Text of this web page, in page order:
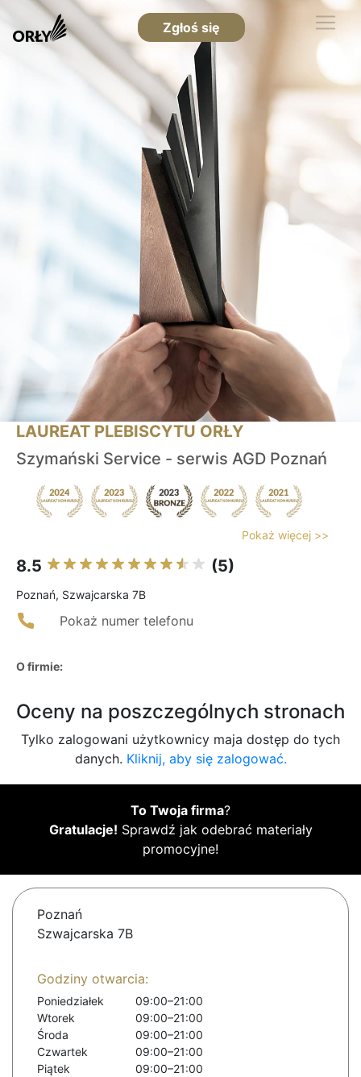
Zgłoś się
LAUREAT PLEBISCYTU ORŁY
Szymański Service - serwis AGD Poznań
Pokaż więcej >>
8.5 (5)
Poznań, Szwajcarska 7B
Pokaż numer telefonu
O firmie:
Oceny na poszczególnych stronach
Tylko zalogowani użytkownicy maja dostęp do tych
danych. Kliknij, aby się zalogować.
To Twoja firma?
Gratulacje! Sprawdź jak odebrać materiały
promocyjne!
Poznań
Szwajcarska 7B
Godziny otwarcia:
Poniedziałek
09:00–21:00
Wtorek
09:00–21:00
Środa
09:00–21:00
Czwartek
09:00–21:00
Piątek
09:00–21:00